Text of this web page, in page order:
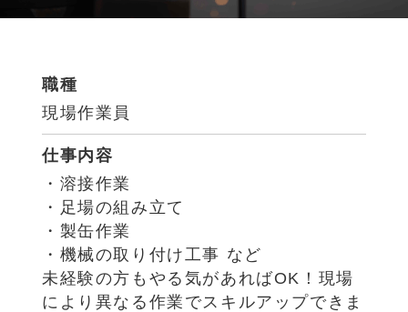
職種
現場作業員
仕事内容
・溶接作業
・足場の組み立て
・製缶作業
・機械の取り付け工事 など
未経験の方もやる気があればOK！現場
により異なる作業でスキルアップできま